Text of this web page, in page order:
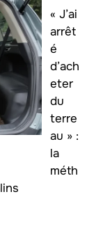
« J’ai
arrêt
é
d’ach
eter
du
terre
au » :
la
méth